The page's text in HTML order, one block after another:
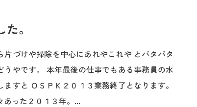
。
片づけや掃除を中心にあれやこれや とバタバタ
うやです。 本年最後の仕事でもある事務員の水
ますと ＯＳＰＫ２０１３業務終了となります。
あった２０１３年。...